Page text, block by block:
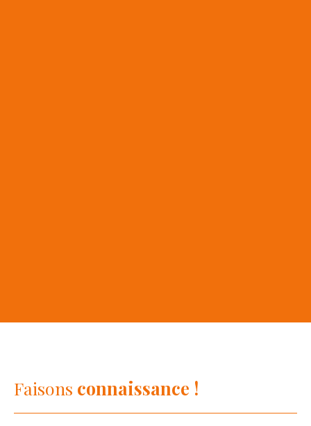
Faisons connaissance !